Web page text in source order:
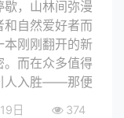
，山林间弥漫
自然爱好者而
本刚刚翻开的新
。而在众多值得
人入胜——那便
日 374